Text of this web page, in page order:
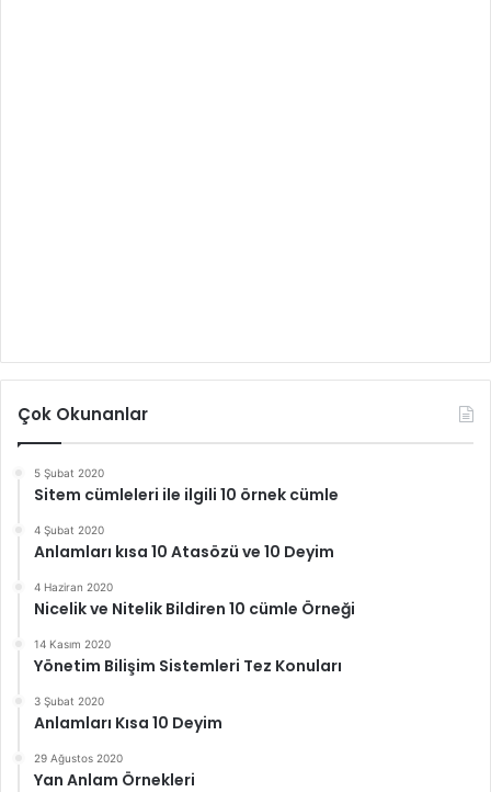
Çok Okunanlar
5 Şubat 2020
Sitem cümleleri ile ilgili 10 örnek cümle
4 Şubat 2020
Anlamları kısa 10 Atasözü ve 10 Deyim
4 Haziran 2020
Nicelik ve Nitelik Bildiren 10 cümle Örneği
14 Kasım 2020
Yönetim Bilişim Sistemleri Tez Konuları
3 Şubat 2020
Anlamları Kısa 10 Deyim
29 Ağustos 2020
Yan Anlam Örnekleri